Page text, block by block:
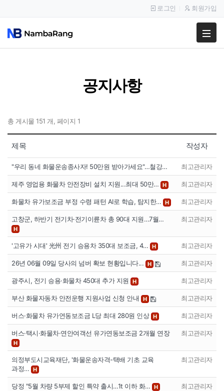
팔고
이용후기
로그인 회원가입
공지사항
총 게시물 151 개, 페이지 1
제목 작성자
"우리 동네 화물운송종사자! 50만원 받아가세요"…철강… 최고관리자
제주 영업용 화물차 안전장비 설치 지원...최대 50만… H 최고관리자
화물차 유가보조금 부정 수령 패턴 AI로 학습, 탐지한… H 최고관리자
고창군, 하반기 전기차·전기이륜차 총 90대 지원…7월…
H
최고관리자
'고유가 시대' 光州 전기 승용차 350대 보조금, 4… H 최고관리자
26년 06월 09일 당사의 넘버 확보 현황입니다... H 최고관리자
광주시, 전기 승용·화물차 450대 추가 지원 H 최고관리자
부산 화물자동차 안전운행 지원사업 신청 안내 H 최고관리자
버스·화물차 유가연동보조금 L당 최대 280원 인상 H 최고관리자
버스·택시·화물차·연안여객선 유가연동보조금 2개월 연장
H
최고관리자
의정부도시교육재단, '화물운송자격-택배 기초 교육
과정… H
최고관리자
당정 "5월 차량 5부제 할인 특약 출시…1t 이하 화… H 최고관리자